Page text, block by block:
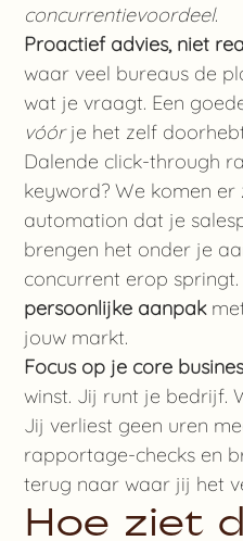
concurrentievoordeel.
Proactief advies, niet
waar veel bureaus de
wat je vraagt. Een
vóórje het zelf doorhebt
Dalende click-through
keyword? We komen er
automation dat je
brengen het onder je
concurrent erop
persoonlijke aanpak
jouw markt.
Focus op je core
winst. Jij runt je bedrijf.
Jij verliest geen uren
rapportage-checks en
terug naar waar jij het
Hoe ziet